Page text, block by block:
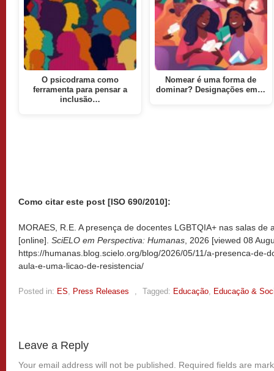
O psicodrama como
ferramenta para pensar a
inclusão…
Nomear é uma forma de
dominar? Designações em…
Como citar este post [ISO 690/2010]:
MORAES, R.E. A presença de docentes LGBTQIA+ nas salas de
[online]. SciELO em Perspectiva: Humanas , 2026 [viewed 08
https://humanas.blog.scielo.org/blog/2026/05/11/a-presenca-de-
aula-e-uma-licao-de-resistencia/
Posted in: ES, Press Releases , Tagged: Educação, Educação &
Leave a Reply
Your email address will not be published. Required fields are